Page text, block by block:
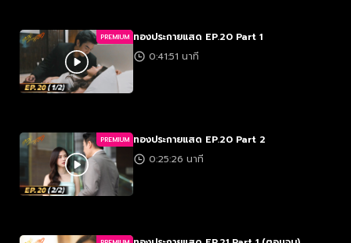
PREMIUM ทองประกายแสด EP.20 Part 1
0:41:51 นาที
PREMIUM ทองประกายแสด EP.20 Part 2
0:25:26 นาที